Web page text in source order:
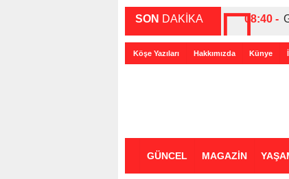
SON DAKİKA 08:40 -
00:27 -
00:35 -
Köşe Yazıları Hakkımızda Künye
GÜNCEL MAGAZİN